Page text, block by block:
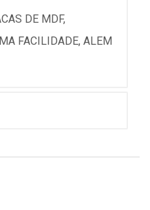
DE MDF,
FACILIDADE, ALEM